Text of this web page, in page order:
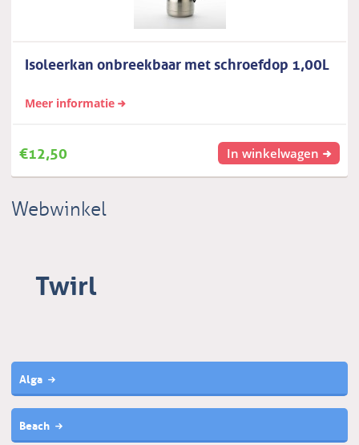
Isoleerkan onbreekbaar met schroefdop 1,00L
Meer informatie
€12,50 In winkelwagen
Webwinkel
Twirl
Alga
Beach